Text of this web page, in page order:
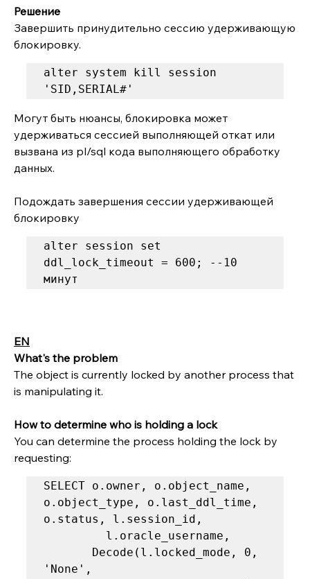
Решение
Завершить принудительно сессию удерживающую
блокировку.
alter system kill session
'SID,SERIAL#'
Могут быть нюансы, блокировка может
удерживаться сессией выполняющей откат или
вызвана из pl/sql кода выполняющего обработку
данных.
Подождать завершения сессии удерживающей
блокировку
alter session set
ddl_lock_timeout = 600; --10
минут
EN
What's the problem
The object is currently locked by another process that
is manipulating it.
How to determine who is holding a lock
You can determine the process holding the lock by
requesting:
SELECT o.owner, o.object_name,
o.object_type, o.last_ddl_time,
o.status, l.session_id,
'None',